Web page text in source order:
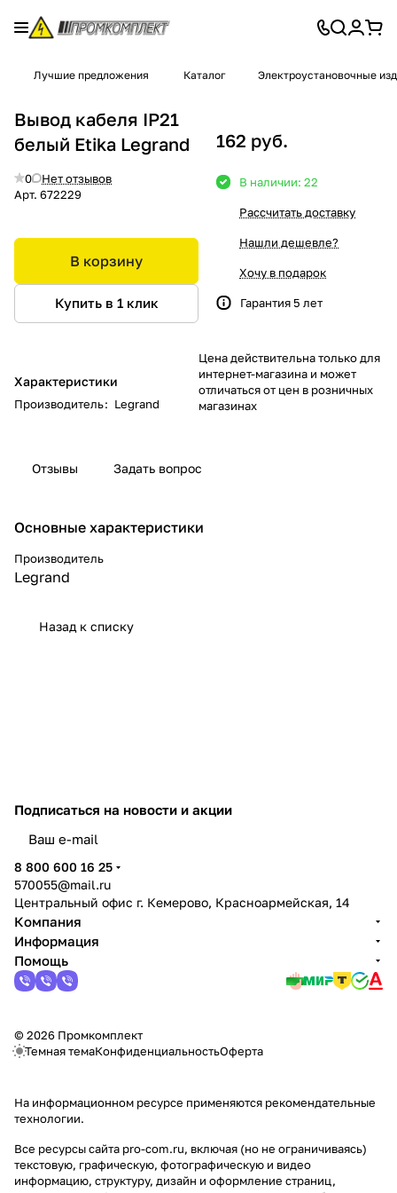
Лучшие предложения Каталог Электроустановочные
Вывод кабеля IP21
белый Etika Legrand
0
Нет отзывов
Арт. 672229
В корзину
Купить в 1 клик
Характеристики
Производитель: Legrand
162 руб.
В наличии: 22
Рассчитать доставку
Нашли дешевле?
Хочу в подарок
Гарантия 5 лет
Цена действительна только для
интернет-магазина и может
отличаться от цен в розничных
магазинах
Отзывы Задать вопрос
Основные характеристики
Производитель
Legrand
Назад к списку
Подписаться на новости и акции
8 800 600 16 25
570055@mail.ru
Центральный офис г. Кемерово, Красноармейская, 14
Компания
Информация
Помощь
© 2026 Промкомплект
Темная темаКонфиденциальностьОферта
На информационном ресурсе применяются рекомендательные
технологии.
Все ресурсы сайта pro-com.ru, включая (но не ограничиваясь)
текстовую, графическую, фотографическую и видео
информацию, структуру, дизайн и оформление страниц,